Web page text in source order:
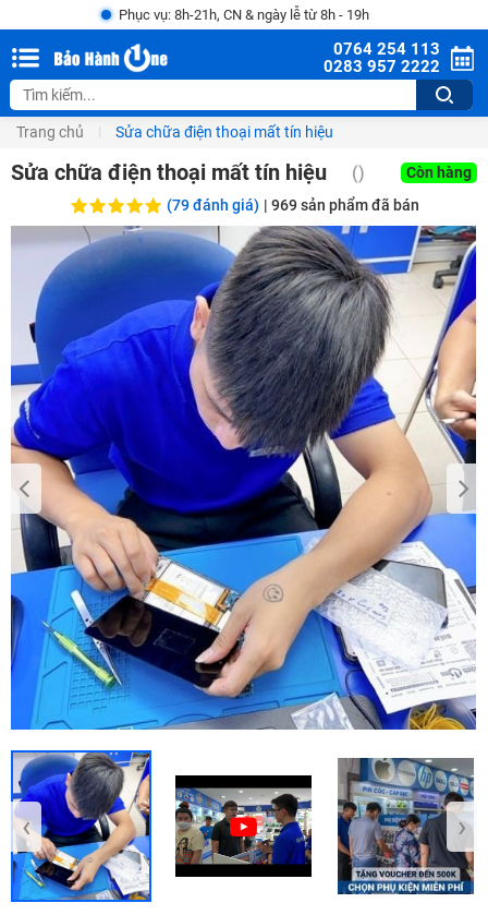
Phục vụ: 8h-21h, CN & ngày lễ từ 8h - 19h
0764 254 113
0283 957 2222
Trang chủ Sửa chữa điện thoại mất tín hiệu
Sửa chữa điện thoại mất tín hiệu ()
Còn hàng
(79 đánh giá) | 969sản phẩm đã bán
‹ ›